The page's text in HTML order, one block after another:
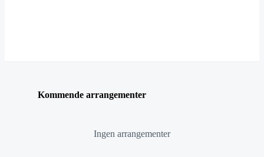
Kommende arrangementer
Ingen arrangementer